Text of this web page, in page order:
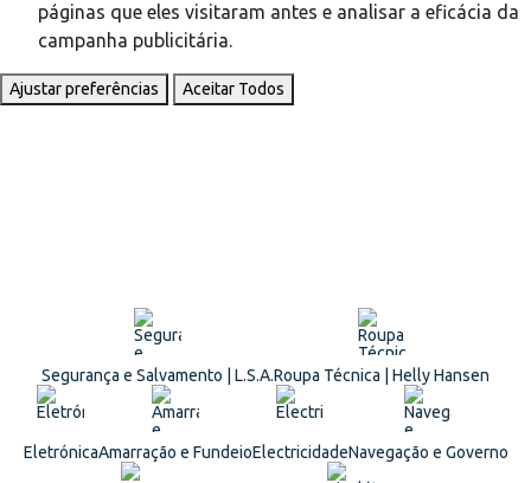
páginas que eles visitaram antes e analisar a eficácia da
campanha publicitária.
Ajustar preferências Aceitar Todos
Segurança e Salvamento | L.S.A.Roupa Técnica | Helly Hansen
EletrónicaAmarração e FundeioElectricidadeNavegação e Governo